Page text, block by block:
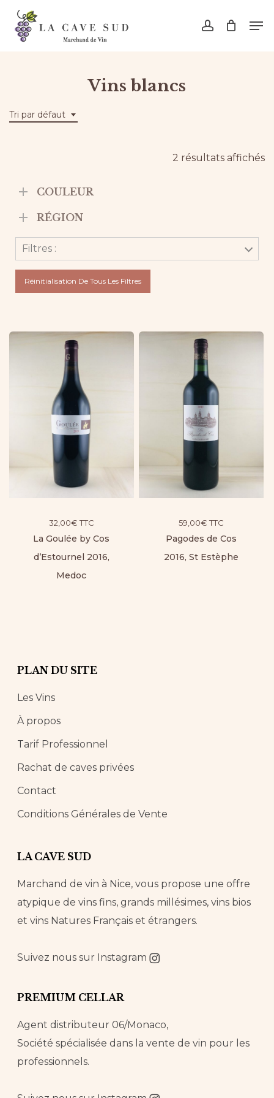
Skip
main
account
Vins blancs
Tri par défaut
2 résultats affichés
COULEUR
RÉGION
Filtres :
Réinitialisation De Tous Les Filtres
32,00€ TTC
La Goulée by Cos
d’Estournel 2016,
Medoc
59,00€ TTC
Pagodes de Cos
2016, St Estèphe
PLAN DU SITE
Les Vins
À propos
Tarif Professionnel
Rachat de caves privées
Contact
Conditions Générales de Vente
LA CAVE SUD
Marchand de vin à Nice, vous propose une offre
atypique de vins fins, grands millésimes, vins bios
et vins Natures Français et étrangers.
Suivez nous sur Instagram
PREMIUM CELLAR
Agent distributeur 06/Monaco,
Société spécialisée dans la vente de vin pour les
professionnels.